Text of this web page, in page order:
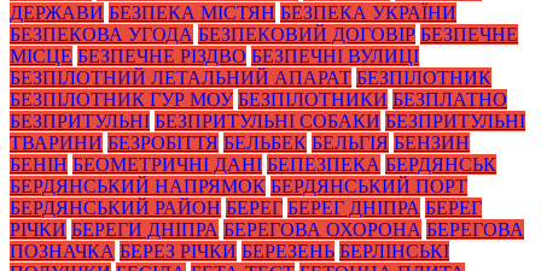
ДЕРЖАВИ БЕЗПЕКА МІСТЯН БЕЗПЕКА УКРАЇНИ
БЕЗПЕКОВА УГОДА БЕЗПЕКОВИЙ ДОГОВІР БЕЗПЕЧНЕ
МІСЦЕ БЕЗПЕЧНЕ РІЗДВО БЕЗПЕЧНІ ВУЛИЦІ
БЕЗПІЛОТНИЙ ЛЕТАЛЬНИЙ АПАРАТ БЕЗПІЛОТНИК
БЕЗПІЛОТНИК ГУР МОУ БЕЗПІЛОТНИКИ БЕЗПЛАТНО
БЕЗПРИТУЛЬНІ БЕЗПРИТУЛЬНІ СОБАКИ БЕЗПРИТУЛЬНІ
ТВАРИНИ БЕЗРОБІТТЯ БЕЛЬБЕК БЕЛЬГІЯ БЕНЗИН
БЕНІН БЕОМЕТРИЧНІ ДАНІ БЕПЕЗПЕКА БЕРДЯНСЬК
БЕРДЯНСЬКИЙ НАПРЯМОК БЕРДЯНСЬКИЙ ПОРТ
БЕРДЯНСЬКИЙ РАЙОН БЕРЕГ БЕРЕГ ДНІПРА БЕРЕГ
РІЧКИ БЕРЕГИ ДНІПРА БЕРЕГОВА ОХОРОНА БЕРЕГОВА
ПОЗНАЧКА БЕРЕЗ РІЧКИ БЕРЕЗЕНЬ БЕРЛІНСЬКІ